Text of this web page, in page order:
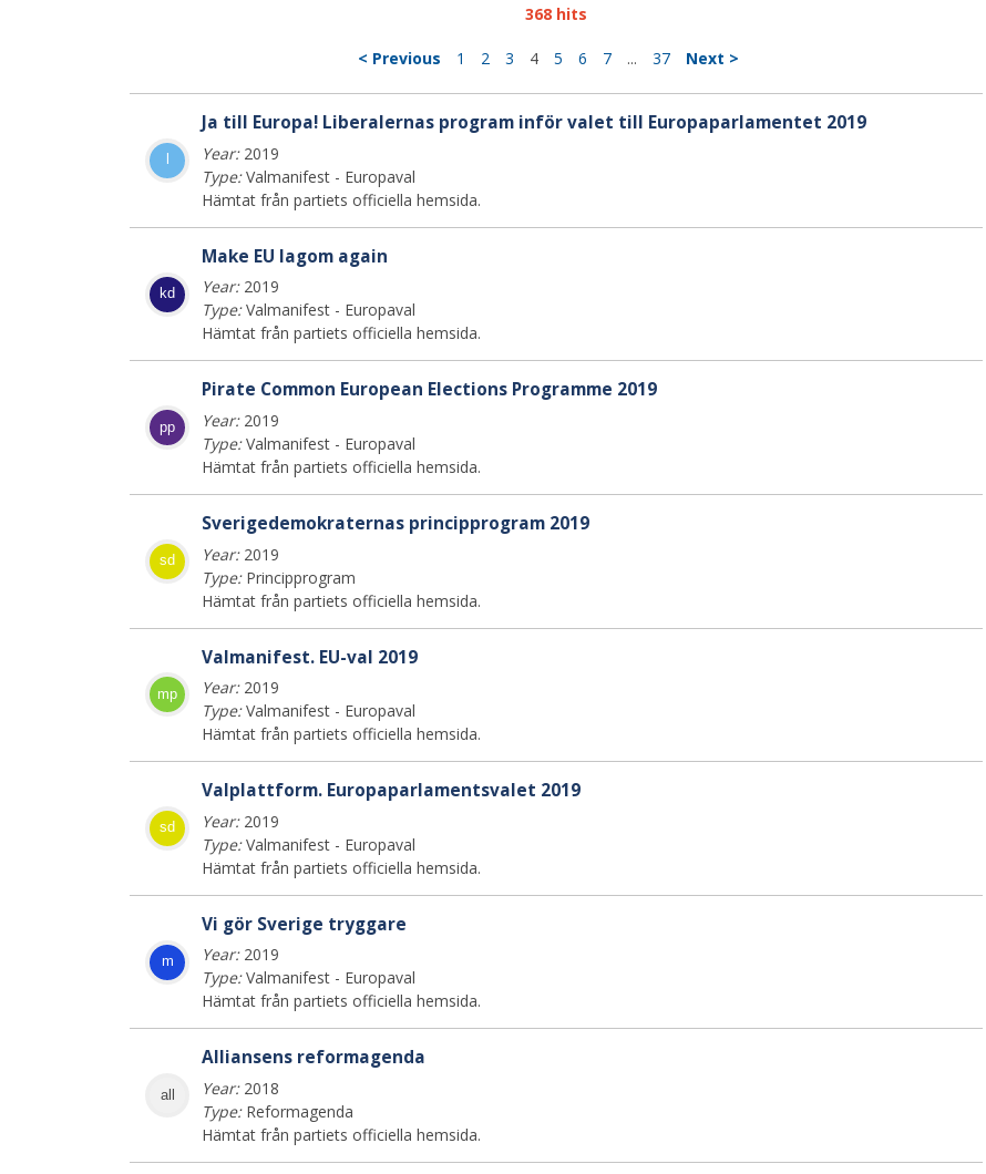
368 hits
< Previous 1 2 3 4 5 6 7 ... 37 Next >
Ja till Europa! Liberalernas program inför valet till Europaparlamentet 2019
Year:2019
Type:Valmanifest - Europaval
Hämtat från partiets officiella hemsida.
kd
Make EU lagom again
Year:2019
Type:Valmanifest - Europaval
Hämtat från partiets officiella hemsida.
pp
Pirate Common European Elections Programme 2019
Year:2019
Type:Valmanifest - Europaval
Hämtat från partiets officiella hemsida.
sd
Sverigedemokraternas principprogram 2019
Year:2019
Type:Principprogram
Hämtat från partiets officiella hemsida.
mp
Valmanifest. EU-val 2019
Year:2019
Type:Valmanifest - Europaval
Hämtat från partiets officiella hemsida.
sd
Valplattform. Europaparlamentsvalet 2019
Year:2019
Type:Valmanifest - Europaval
Hämtat från partiets officiella hemsida.
m
Vi gör Sverige tryggare
Year:2019
Type:Valmanifest - Europaval
Hämtat från partiets officiella hemsida.
all
Alliansens reformagenda
Year:2018
Type:Reformagenda
Hämtat från partiets officiella hemsida.